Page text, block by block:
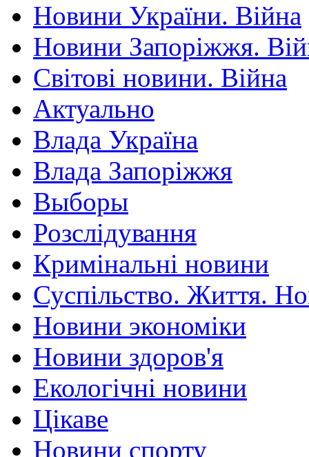
Новини України. Війна
Новини Запоріжжя.
Світові новини. Війна
Актуально
Влада Україна
Влада Запоріжжя
Выборы
Розслідування
Кримінальні новини
Суспільство. Життя.
Новини экономіки
Новини здоров'я
Екологічні новини
Цікаве
Новини спорту